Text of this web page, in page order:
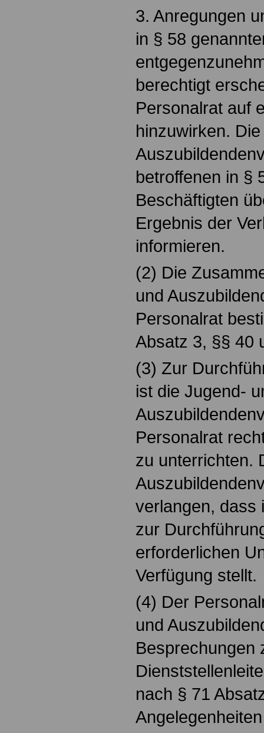
3. Anregungen
in § 58
berechtigt
Personalrat auf
hinzuwirken.
betroffenen in §
Beschäftigten
Ergebnis der
informieren.
(2) Die
und
Personalrat
Absatz 3, §§ 40
(3) Zur
ist die Jugend-
Personalrat
zu unterrichten.
verlangen, dass
zur
erforderlichen
Verfügung stellt.
(4) Der
und
Besprechungen
nach § 71